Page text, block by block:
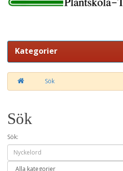
Kategorier
Sök
Sök
Sök: